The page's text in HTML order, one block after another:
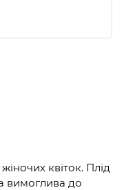
квіток. Плід
вимоглива до